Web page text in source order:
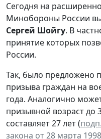
Сегодня на
Минобороны России
Сергей Шойгу. В
принятие которых
России.
Так, было предложено
призыва граждан на
года. Аналогично
призывной возраст до
составляет 27 лет (
закона от 28 марта